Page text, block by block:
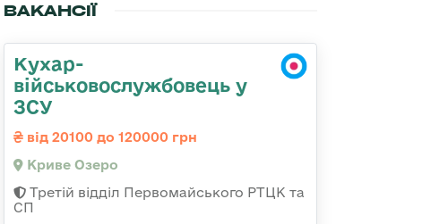
ВАКАНСІЇ
Кухар-
військовослужбовець у
ЗСУ
від 20100 до 120000 грн
Криве Озеро
Третій відділ Первомайського РТЦК та
СП